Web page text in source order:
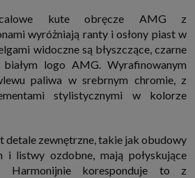
calowe kute obręcze AMG z
wyróżniają ranty i osłony piast w
widoczne są błyszczące, czarne
logo AMG. Wyrafinowanym
paliwa w srebrnym chromie, z
stylistycznymi w kolorze
zewnętrzne, takie jak obudowy
i listwy ozdobne, mają połyskujące
Harmonijnie koresponduje to z